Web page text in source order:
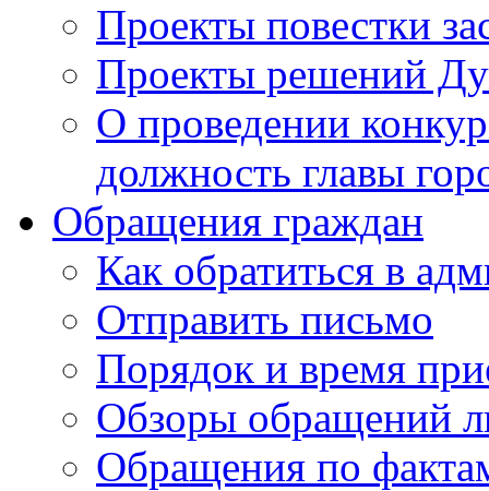
Проекты повестки
Проекты решений
О проведении
должность главы
Обращения граждан
Как обратиться в
Отправить письмо
Порядок и время
Обзоры обращений
Обращения по